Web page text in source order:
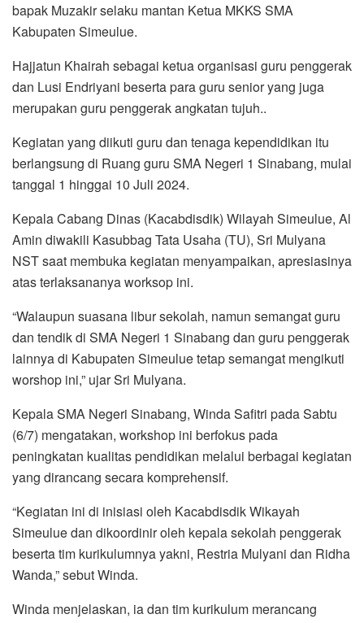
bapak Muzakir selaku mantan Ketua MKKS SMA
Kabupaten Simeulue.
Hajjatun Khairah sebagai ketua organisasi guru penggerak
dan Lusi Endriyani beserta para guru senior yang juga
merupakan guru penggerak angkatan tujuh..
Kegiatan yang diikuti guru dan tenaga kependidikan itu
berlangsung di Ruang guru SMA Negeri 1 Sinabang, mulai
tanggal 1 hinggai 10 Juli 2024.
Kepala Cabang Dinas (Kacabdisdik) Wilayah Simeulue, Al
Amin diwakili Kasubbag Tata Usaha (TU), Sri Mulyana
NST saat membuka kegiatan menyampaikan, apresiasinya
atas terlaksananya worksop ini.
“Walaupun suasana libur sekolah, namun semangat guru
dan tendik di SMA Negeri 1 Sinabang dan guru penggerak
lainnya di Kabupaten Simeulue tetap semangat mengikuti
worshop ini,” ujar Sri Mulyana.
Kepala SMA Negeri Sinabang, Winda Safitri pada Sabtu
(6/7) mengatakan, workshop ini berfokus pada
peningkatan kualitas pendidikan melalui berbagai kegiatan
yang dirancang secara komprehensif.
“Kegiatan ini di inisiasi oleh Kacabdisdik Wikayah
Simeulue dan dikoordinir oleh kepala sekolah penggerak
beserta tim kurikulumnya yakni, Restria Mulyani dan Ridha
Wanda,” sebut Winda.
Winda menjelaskan, ia dan tim kurikulum merancang